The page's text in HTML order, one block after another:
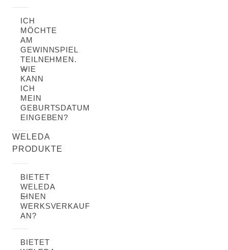
ICH
MÖCHTE
AM
GEWINNSPIEL
TEILNEHMEN.
WIE
KANN
ICH
MEIN
GEBURTSDATUM
EINGEBEN?
WELEDA
PRODUKTE
BIETET
WELEDA
EINEN
WERKSVERKAUF
AN?
BIETET